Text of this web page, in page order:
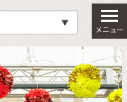
市観光協会